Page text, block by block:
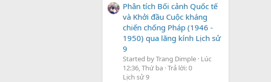
Phân tích Bối cảnh Quốc tế
và Khởi đầu Cuộc kháng
chiến chống Pháp (1946 -
1950) qua lăng kính Lịch sử
9
Started by Trang Dimple Lúc
12:36, Thứ ba Trả lời: 0
Lịch sử 9